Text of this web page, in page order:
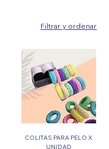
Filtrar y ordenar
COLITAS PARA PELO X
UNIDAD